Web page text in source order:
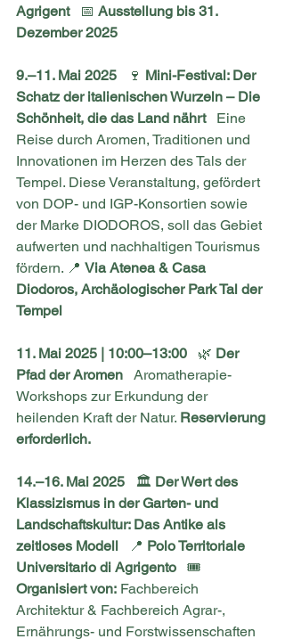
Agrigent 📅 Ausstellung bis 31.
Dezember 2025
9.–11. Mai 2025 🍷 Mini-Festival: Der
Schatz der italienischen Wurzeln – Die
Schönheit, die das Land nährt Eine
Reise durch Aromen, Traditionen und
Innovationen im Herzen des Tals der
Tempel. Diese Veranstaltung, gefördert
von DOP- und IGP-Konsortien sowie
der Marke DIODOROS, soll das Gebiet
aufwerten und nachhaltigen Tourismus
fördern. 📍 Via Atenea & Casa
Diodoros, Archäologischer Park Tal der
Tempel
11. Mai 2025 | 10:00–13:00 🌿 Der
Pfad der Aromen Aromatherapie-
Workshops zur Erkundung der
heilenden Kraft der Natur. Reservierung
erforderlich.
14.–16. Mai 2025 🏛️ Der Wert des
Klassizismus in der Garten- und
Landschaftskultur: Das Antike als
zeitloses Modell 📍 Polo Territoriale
Universitario di Agrigento 🎟
Organisiert von: Fachbereich
Architektur & Fachbereich Agrar-,
Ernährungs- und Forstwissenschaften